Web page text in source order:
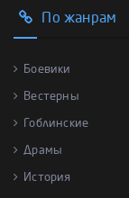
По жанрам
Боевики
Вестерны
Гоблинские
Драмы
История